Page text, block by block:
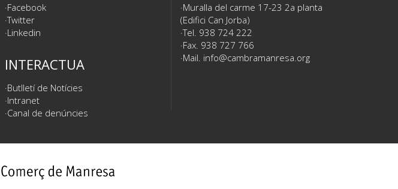
Facebook
Twitter
Linkedin
INTERACTUA
Butlletí de Notícies
Intranet
Canal de denúncies
Muralla del carme 17-23 2a planta
(Edifici Can Jorba)
Tel. 938 724 222
Fax. 938 727 766
Mail. info@cambramanresa.org